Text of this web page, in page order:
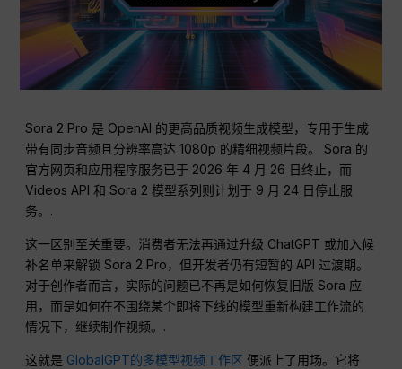
Sora 2 Pro 是 OpenAI 的更高品质视频生成模型，专用于生成
带有同步音频且分辨率高达 1080p 的精细视频片段。 Sora 的
官方网页和应用程序服务已于 2026 年 4 月 26 日终止，而
Videos API 和 Sora 2 模型系列则计划于 9 月 24 日停止服
务。.
这一区别至关重要。消费者无法再通过升级 ChatGPT 或加入候
补名单来解锁 Sora 2 Pro，但开发者仍有短暂的 API 过渡期。
对于创作者而言，实际的问题已不再是如何恢复旧版 Sora 应
用，而是如何在不围绕某个即将下线的模型重新构建工作流的
情况下，继续制作视频。.
这就是 GlobalGPT的多模型视频工作区 便派上了用场。它将